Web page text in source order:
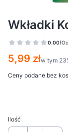
Wkładki
0.00
Cena
5,99 złw tym
w tym
Ceny podane bez
Ilość